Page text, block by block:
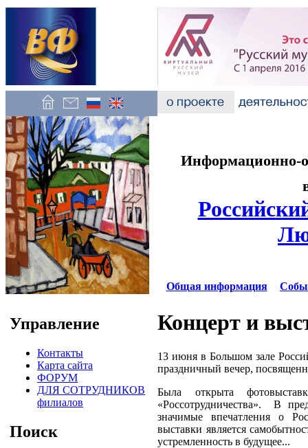
Управление
Контакты
Карта сайта
ФОРУМ
ДЛЯ СОТРУДНИКОВ
филиалов
Поиск
Информационно-
Общая информация
Концерт и
13 июня в Большом зале
праздничный вечер,
Была открыта
«Россотрудничества». В
значимые впечатления о
выставки является
устремленность в будущее...